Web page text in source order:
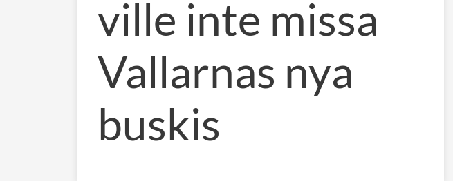
ville inte missa
Vallarnas nya
buskis